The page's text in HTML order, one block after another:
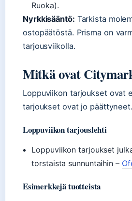
Ruoka).
Nyrkkisääntö: Tarkista
ostopäätöstä. Prisma on
tarjousviikolla.
Mitkä ovat
Loppuviikon tarjoukset ovat
tarjoukset ovat jo päättyneet.
Loppuviikon tarjouslehti
Loppuviikon tarjoukset
torstaista sunnuntaihin –
Esimerkkejä tuotteista